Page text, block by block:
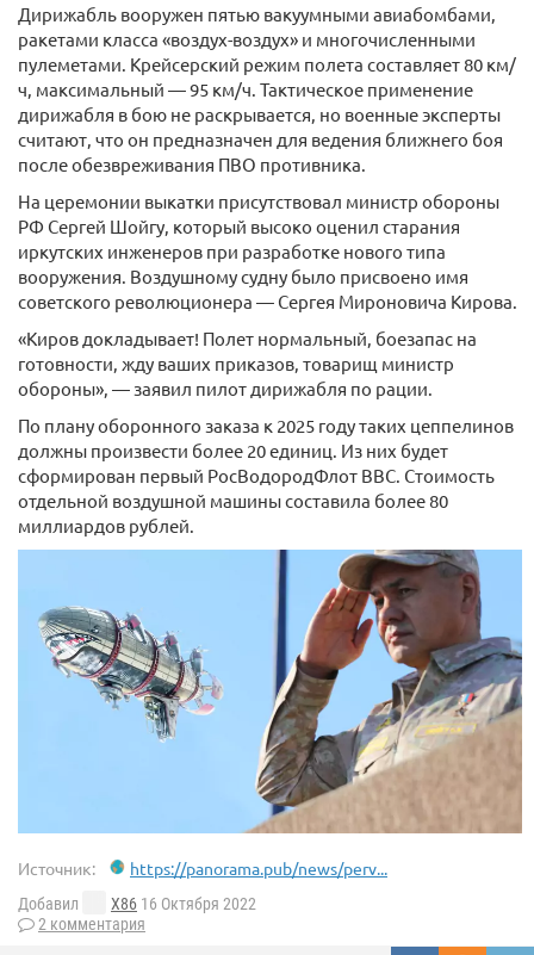
Дирижабль вооружен пятью вакуумными авиабомбами,
ракетами класса «воздух-воздух» и многочисленными
пулеметами. Крейсерский режим полета составляет 80 км/
ч, максимальный — 95 км/ч. Тактическое применение
дирижабля в бою не раскрывается, но военные эксперты
считают, что он предназначен для ведения ближнего боя
после обезвреживания ПВО противника.
На церемонии выкатки присутствовал министр обороны
РФ Сергей Шойгу, который высоко оценил старания
иркутских инженеров при разработке нового типа
вооружения. Воздушному судну было присвоено имя
советского революционера — Сергея Мироновича Кирова.
«Киров докладывает! Полет нормальный, боезапас на
готовности, жду ваших приказов, товарищ министр
обороны», — заявил пилот дирижабля по рации.
По плану оборонного заказа к 2025 году таких цеппелинов
должны произвести более 20 единиц. Из них будет
сформирован первый РосВодородФлот ВВС. Стоимость
отдельной воздушной машины составила более 80
миллиардов рублей.
Источник: https://panorama.pub/news/perv...
Добавил X86 16 Октября 2022
2 комментария